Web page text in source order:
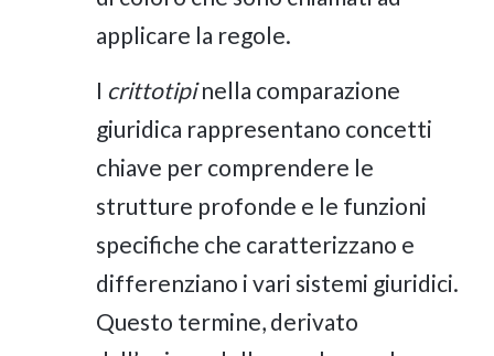
applicare la regole.
I crittotipinella comparazione
giuridica rappresentano concetti
chiave per comprendere le
strutture profonde e le funzioni
specifiche che caratterizzano e
differenziano i vari sistemi giuridici.
Questo termine, derivato